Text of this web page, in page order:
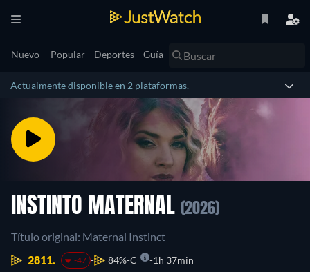
Nuevo Popular Deportes Guía
Actualmente disponible en 2 plataformas.
INSTINTO MATERNAL (2026)
Título original: Maternal Instinct
2811.
-47 84% C 1h 37min